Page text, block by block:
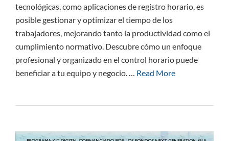
tecnológicas, como aplicaciones de registro horario, es
posible gestionar y optimizar el tiempo de los
trabajadores, mejorando tanto la productividad como el
cumplimiento normativo. Descubre cómo un enfoque
profesional y organizado en el control horario puede
beneficiar a tu equipo y negocio. … Read More